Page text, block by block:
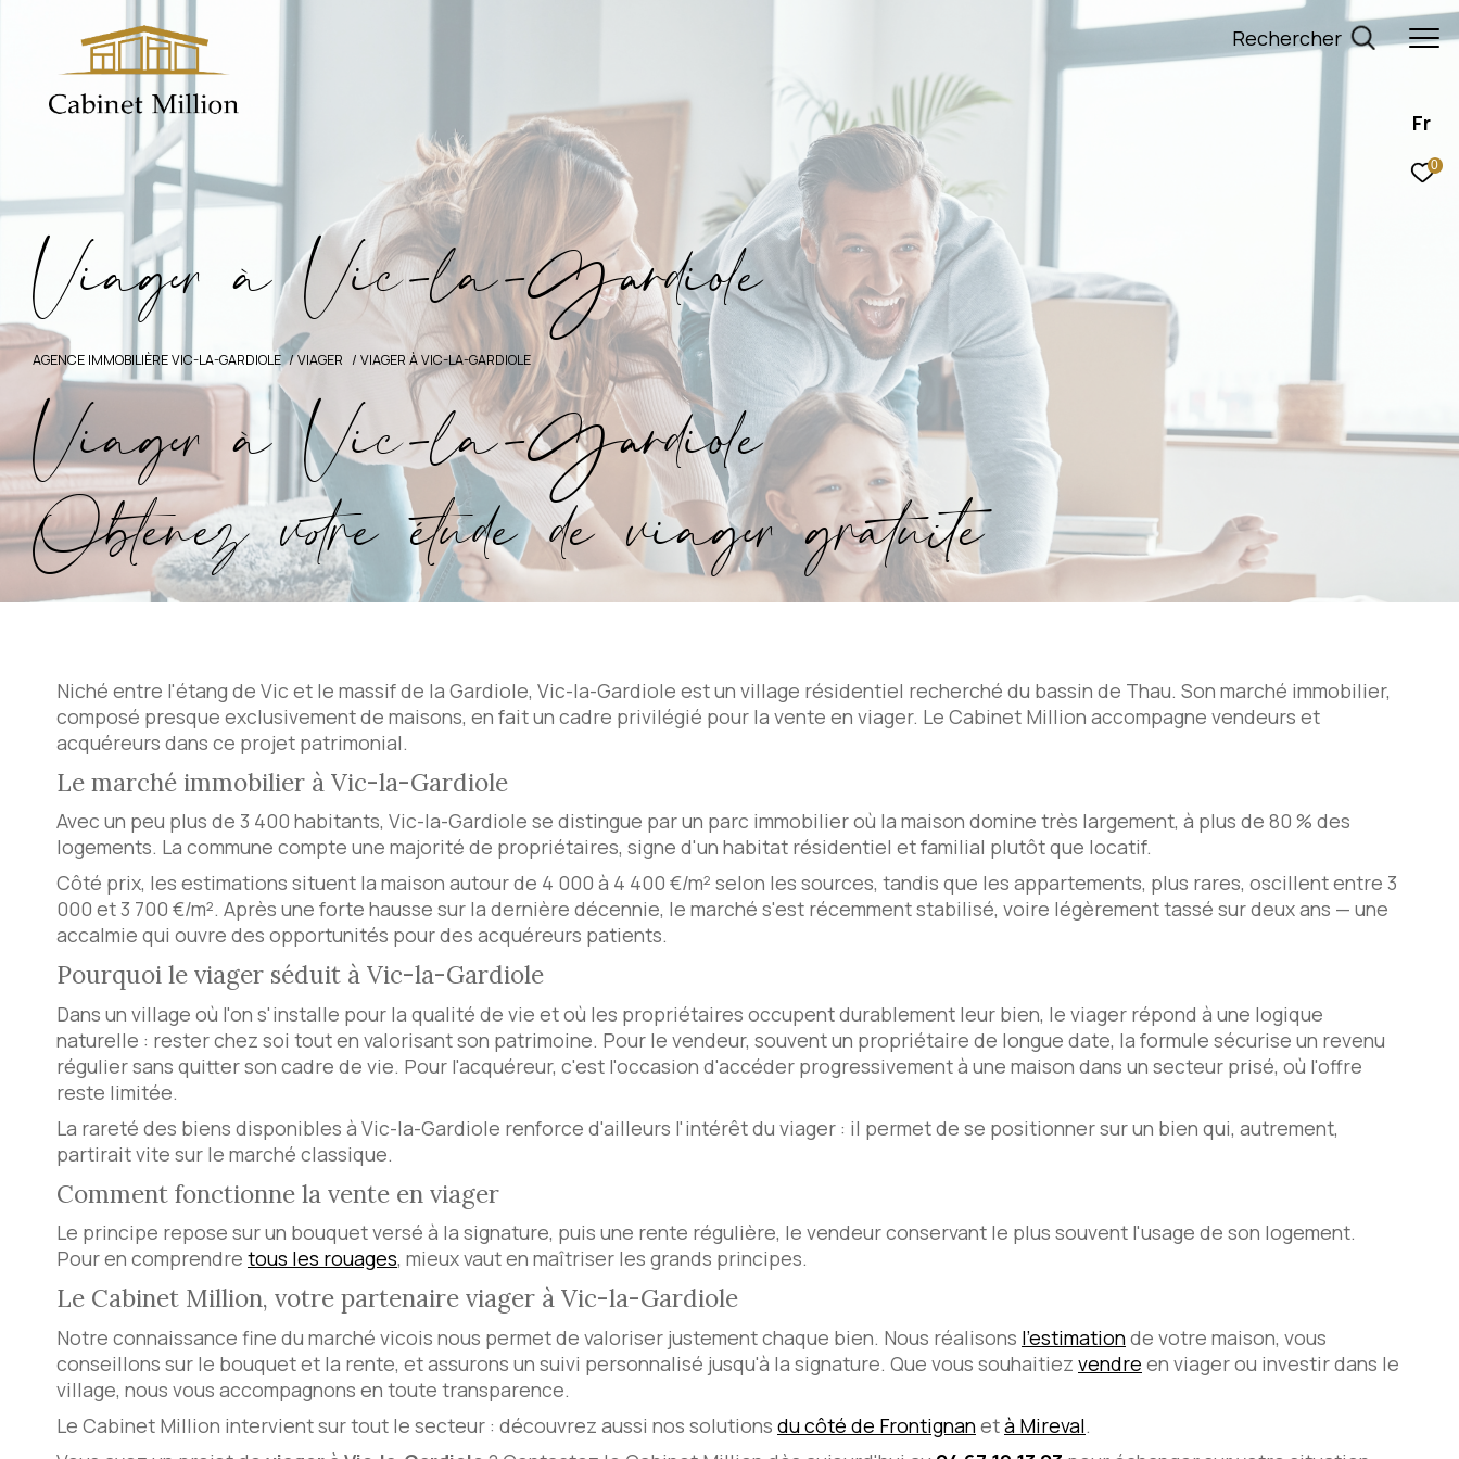
Fr
0
rechercher
Viage à Vic-la-Gadioe
AGENCE IMMOBILIÈRE VIC-LA-GARDIOLE VIAGER VIAGER À VIC-LA-GARDIOLE
Viager à Vic-la-Gardiole
Obtenez votre étude de viager gratuite
Niché entre l'étang de Vic et le massif de la Gardiole, Vic-la-Gardiole est un village résidentiel recherché du bassin de Thau. Son marché immobilier,
composé presque exclusivement de maisons, en fait un cadre privilégié pour la vente en viager. Le Cabinet Million accompagne vendeurs et
acquéreurs dans ce projet patrimonial.
Le marché immobilier à Vic-la-Gardiole
Avec un peu plus de 3 400 habitants, Vic-la-Gardiole se distingue par un parc immobilier où la maison domine très largement, à plus de 80 % des
logements. La commune compte une majorité de propriétaires, signe d'un habitat résidentiel et familial plutôt que locatif.
Côté prix, les estimations situent la maison autour de 4 000 à 4 400 €/m² selon les sources, tandis que les appartements, plus rares, oscillent entre 3
000 et 3 700 €/m². Après une forte hausse sur la dernière décennie, le marché s'est récemment stabilisé, voire légèrement tassé sur deux ans — une
accalmie qui ouvre des opportunités pour des acquéreurs patients.
Pourquoi le viager séduit à Vic-la-Gardiole
Dans un village où l'on s'installe pour la qualité de vie et où les propriétaires occupent durablement leur bien, le viager répond à une logique
naturelle : rester chez soi tout en valorisant son patrimoine. Pour le vendeur, souvent un propriétaire de longue date, la formule sécurise un revenu
régulier sans quitter son cadre de vie. Pour l'acquéreur, c'est l'occasion d'accéder progressivement à une maison dans un secteur prisé, où l'offre
reste limitée.
La rareté des biens disponibles à Vic-la-Gardiole renforce d'ailleurs l'intérêt du viager : il permet de se positionner sur un bien qui, autrement,
partirait vite sur le marché classique.
Comment fonctionne la vente en viager
Le principe repose sur un bouquet versé à la signature, puis une rente régulière, le vendeur conservant le plus souvent l'usage de son logement.
Pour en comprendre tous les rouages, mieux vaut en maîtriser les grands principes.
Le Cabinet Million, votre partenaire viager à Vic-la-Gardiole
Notre connaissance fine du marché vicois nous permet de valoriser justement chaque bien. Nous réalisons l'estimationde votre maison, vous
conseillons sur le bouquet et la rente, et assurons un suivi personnalisé jusqu'à la signature. Que vous souhaitiez vendre en viager ou investir dans le
village, nous vous accompagnons en toute transparence.
Le Cabinet Million intervient sur tout le secteur : découvrez aussi nos solutions du côté de Frontignanetà Mireval.